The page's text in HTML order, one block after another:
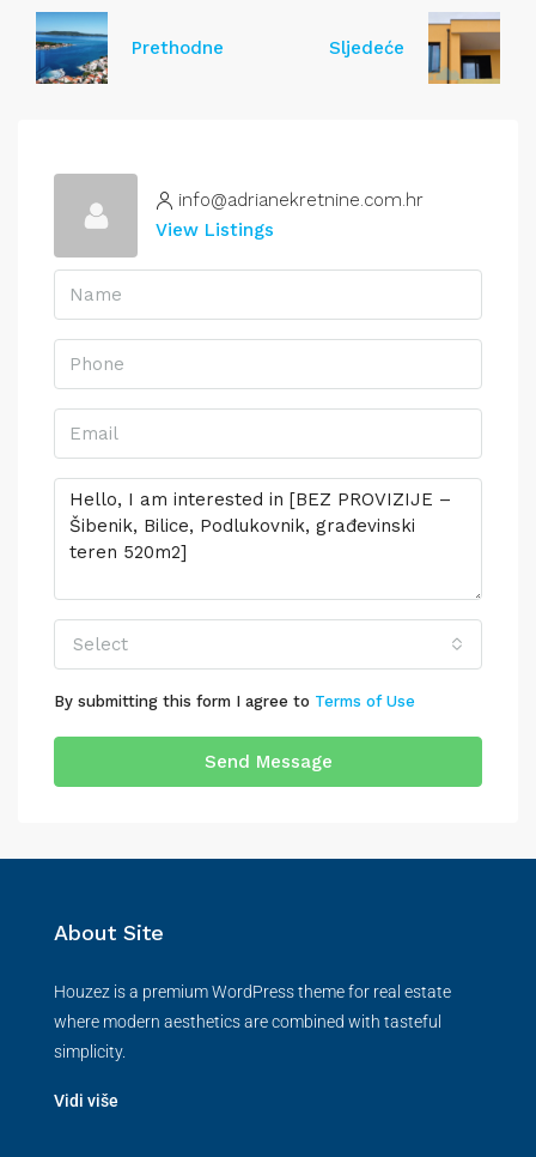
Prethodne Sljedeće
info@adrianekretnine.com.hr
View Listings
Select
By submitting this form I agree to Terms of Use
Send Message
About Site
Houzez is a premium WordPress theme for real estate
where modern aesthetics are combined with tasteful
simplicity.
Vidi više